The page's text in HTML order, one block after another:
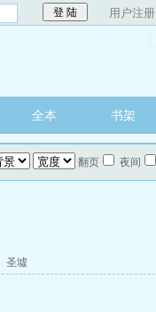
用户注册
全本 书架
翻页 夜间
圣墟